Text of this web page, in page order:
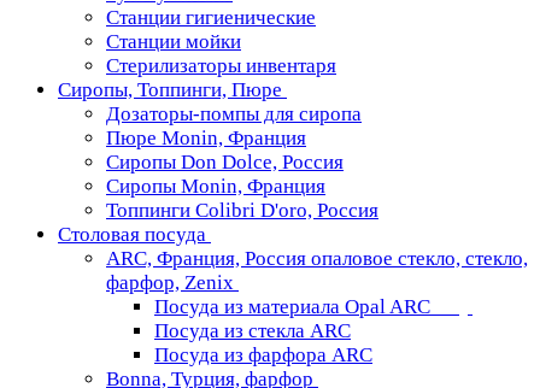
Станции гигиенические
Станции мойки
Стерилизаторы инвентаря
Сиропы, Топпинги, Пюре
Дозаторы-помпы для сиропа
Пюре Monin, Франция
Сиропы Don Dolce, Россия
Сиропы Monin, Франция
Топпинги Colibri D'oro, Россия
Столовая посуда
ARC, Франция, Россия опаловое стекло, стекло,
фарфор, Zenix
Посуда из материала Opal ARC
Посуда из стекла ARC
Посуда из фарфора ARC
Bonna, Турция, фарфор